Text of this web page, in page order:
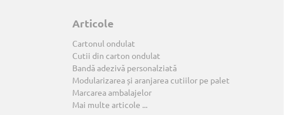
Articole
Cartonul ondulat
Cutii din carton ondulat
Bandă adezivă personalziată
Modularizarea și aranjarea cutiilor pe palet
Marcarea ambalajelor
Mai multe articole ...